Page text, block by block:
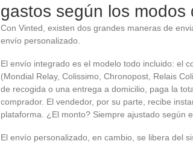
gastos según los modos
Con Vinted, existen dos grandes maneras de
envío personalizado.
El envío integrado es el modelo todo incluido: el
(Mondial Relay, Colissimo, Chronopost, Relais
de recogida o una entrega a domicilio, paga la
comprador. El vendedor, por su parte, recibe
plataforma. ¿El monto? Siempre ajustado según
El envío personalizado, en cambio, se libera del